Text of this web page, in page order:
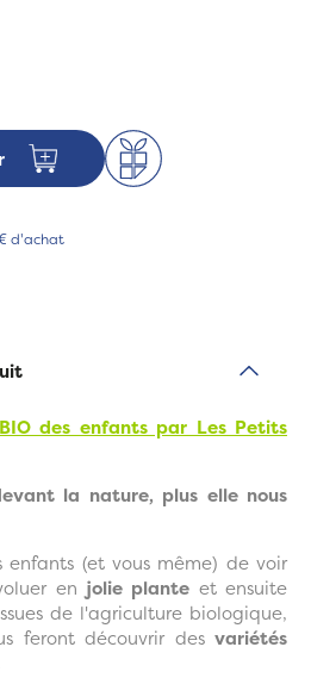
d'achat
des enfants par Les Petits
la nature, plus elle nous
enfants (et vous même) de voir
en jolie plante et ensuite
de l'agriculture biologique,
feront découvrir des variétés